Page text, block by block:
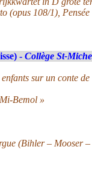
(opus 108/1),
- Collège St-
sur un conte de
Bemol »
(Bihler – Mooser